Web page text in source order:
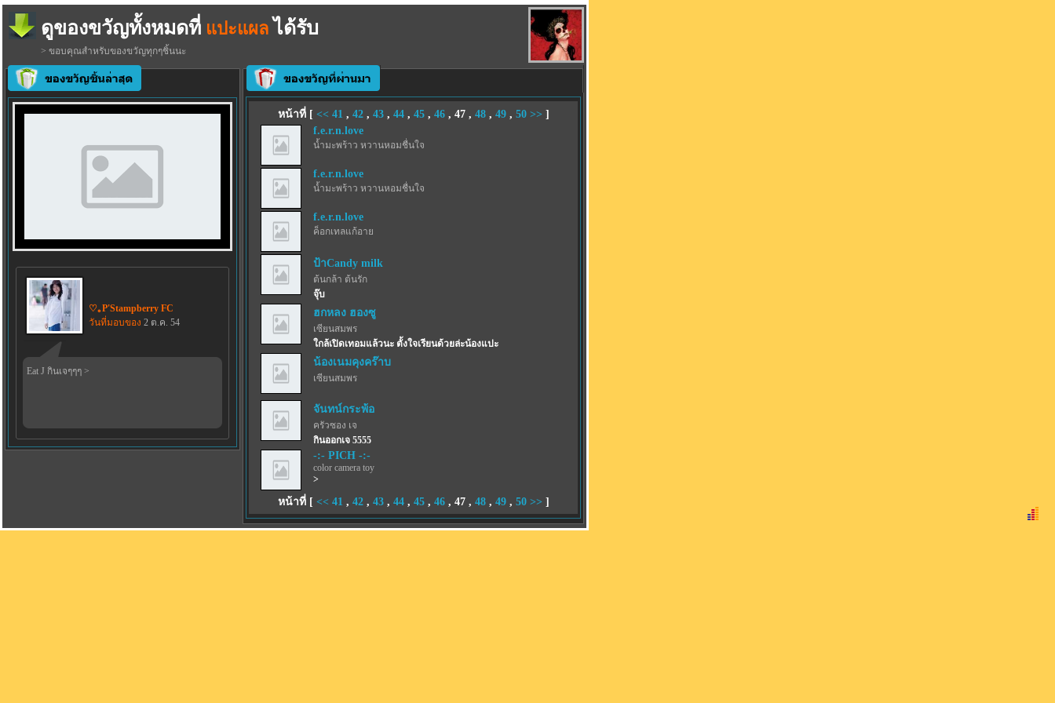
ดูของขวัญทั้งหมดที่ แปะแผล ได้รับ
> ขอบคุณสำหรับของขวัญทุกๆชิ้นนะ
♡｡P'Stampberry FC
วันที่มอบของ 2 ต.ค. 54
Eat J กินเจๆๆๆ >
หน้าที่ [ << 41 , 42, 43, 44, 45, 46, 47, 48, 49, 50 >> ]
f.e.r.n.love
น้ำมะพร้าว หวานหอมชื่นใจ
f.e.r.n.love
น้ำมะพร้าว หวานหอมชื่นใจ
f.e.r.n.love
ค็อกเทลแก้อาย
ป้าCandy milk
ต้นกล้า ต้นรัก
จุ๊บ
ฮกหลง ฮองซู
เซียนสมพร
ใกล้เปิดเทอมแล้วนะ ตั้งใจเรียนด้วยล่ะน้องแปะ
น้องเนมคุงคร๊าบ
เซียนสมพร
จันทน์กระพ้อ
ครัวซอง เจ
กินออกเจ 5555
-:- PICH -:-
color camera toy
>
หน้าที่ [ << 41 , 42, 43, 44, 45, 46, 47, 48, 49, 50 >> ]